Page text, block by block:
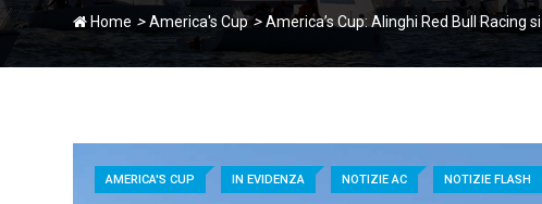
Home >America's Cup>America’s Cup: Alinghi Red Bull Racing
AMERICA'S CUP IN EVIDENZA NOTIZIE AC NOTIZIE FLASH